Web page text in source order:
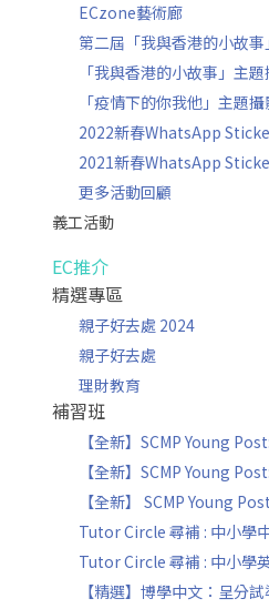
ECzone藝術廊
第二屆「我與香港的小故
「我與香港的小故事」主
「疫情下的你我他」主題
2022新春WhatsApp
2021新春WhatsApp
更多活動回顧
義工活動
EC推介
精選專區
親子好去處 2024
親子好去處
理財教育
補習班
【全新】SCMP Young
【全新】SCMP Young
【全新】 SCMP Young
Tutor Circle 尋補 : 中小學
Tutor Circle 尋補 : 中小學
【精選】博學中文：呈分